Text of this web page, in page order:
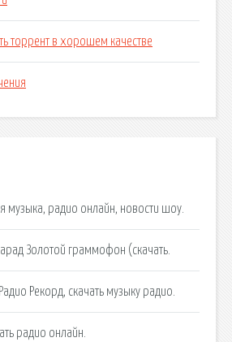
торрент в хорошем качестве
музыка, радио онлайн, новости шоу.
Золотой граммофон (скачать.
Радио Рекорд, скачать музыку радио.
радио онлайн.